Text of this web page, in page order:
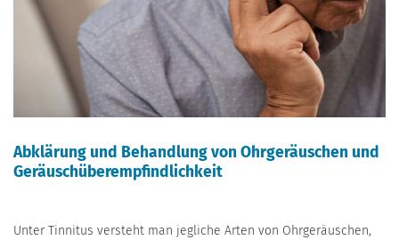
Abklärung und Behandlung von Ohrgeräuschen und
Geräuschüberempfindlichkeit
Unter Tinnitus versteht man jegliche Arten von Ohrgeräuschen,